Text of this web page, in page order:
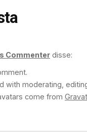
Commenter disse:
with moderating,
come from